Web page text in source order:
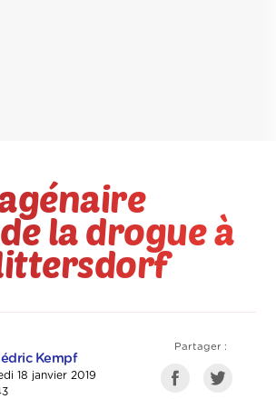
la drogue à
Kempf
18 janvier 2019
Partager :